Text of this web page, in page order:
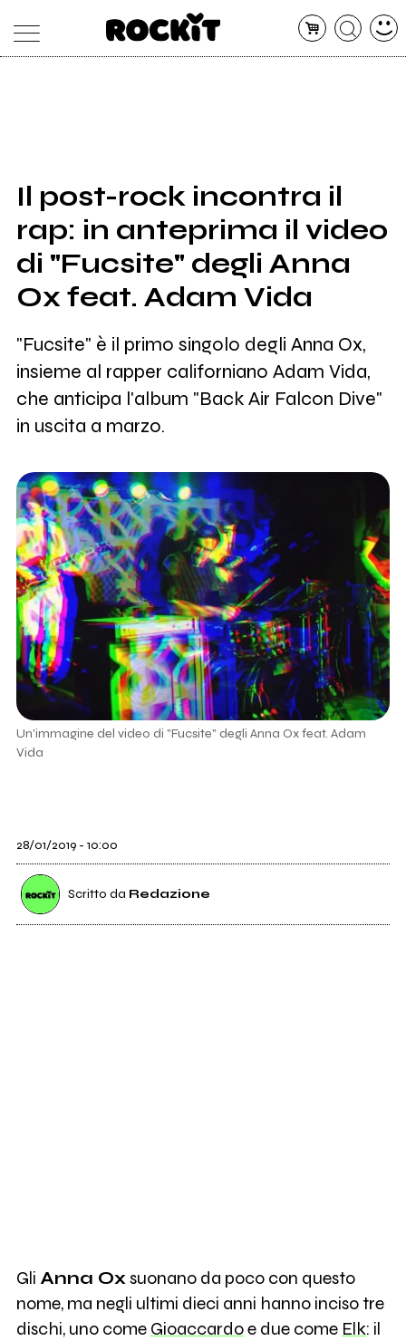
SHOP
RADIO
Il post-rock incontra il
rap: in anteprima il video
di "Fucsite" degli Anna
Ox feat. Adam Vida
"Fucsite" è il primo singolo degli Anna Ox,
insieme al rapper californiano Adam Vida,
che anticipa l'album "Back Air Falcon Dive"
in uscita a marzo.
Un'immagine del video di "Fucsite" degli Anna Ox feat. Adam
Vida
28/01/2019 - 10:00
Scritto da Redazione
Gli Anna Oxsuonano da poco con questo
nome, ma negli ultimi dieci anni hanno inciso tre
dischi, uno come Gioaccardoe due come Elk: il